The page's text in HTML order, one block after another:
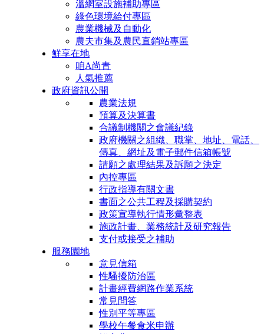
溫網室設施補助專區
綠色環境給付專區
農業機械及自動化
農夫市集及農民直銷站專區
鮮享在地
咱A尚青
人氣推薦
政府資訊公開
農業法規
預算及決算書
合議制機關之會議紀錄
政府機關之組織、職掌、地址、電話、
傳真、網址及電子郵件信箱帳號
請願之處理結果及訴願之決定
內控專區
行政指導有關文書
書面之公共工程及採購契約
政策宣導執行情形彙整表
施政計畫、業務統計及研究報告
支付或接受之補助
服務園地
意見信箱
性騷擾防治區
計畫經費網路作業系統
常見問答
性別平等專區
學校午餐食米申辦